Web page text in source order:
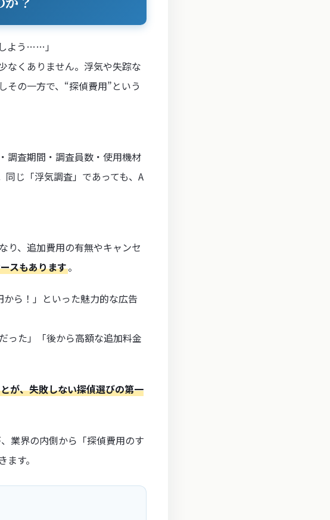
よう……」
くありません。浮気や失踪な
その一方で、“探偵費用”という
調査期間・調査員数・使用機材
じ「浮気調査」であっても、A
り、追加費用の有無やキャンセ
スもあります。
ら！」といった魅力的な広告
った」「後から高額な追加料金
が、失敗しない探偵選びの第一
業界の内側から「探偵費用のす
す。